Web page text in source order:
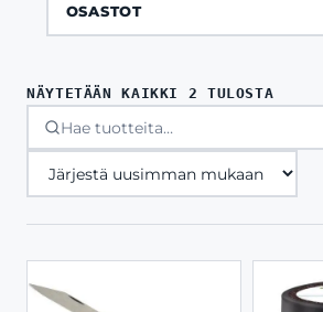
OSASTOT
NÄYTETÄÄN KAIKKI 2 TULOSTASORTED